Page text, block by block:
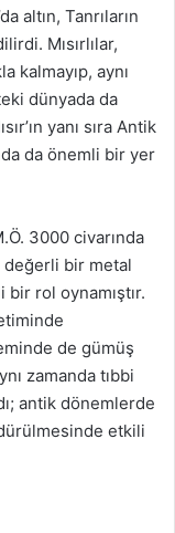
altın, Tanrıların
Mısırlılar,
kalmayıp, aynı
dünyada da
yanı sıra Antik
da önemli bir yer
3000 civarında
değerli bir metal
rol oynamıştır.
de gümüş
zamanda tıbbi
antik dönemlerde
etkili